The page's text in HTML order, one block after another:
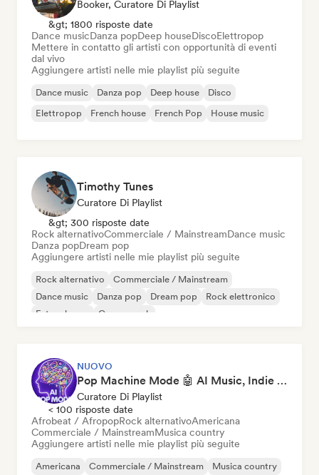
Booker, Curatore Di Playlist
&gt; 1800 risposte date
Dance musicDanza popDeep houseDiscoElettropop
Mettere in contatto gli artisti con opportunità di eventi
dal vivo
Aggiungere artisti nelle mie playlist più seguite
Dance music Danza pop Deep house
Disco
Elettropop
French house French Pop House music
Timothy Tunes
Curatore Di Playlist
&gt; 300 risposte date
Rock alternativoCommerciale / MainstreamDance music
Danza popDream pop
Aggiungere artisti nelle mie playlist più seguite
Rock alternativo
Commerciale / Mainstream
Dance music
Danza pop Dream pop
Rock elettronico
Future house
Garage rock
NUOVO
Pop Machine Mode 🤖 AI Music, Indie Pop & Dream Pop
Curatore Di Playlist
< 100 risposte date
Afrobeat / AfropopRock alternativoAmericana
Commerciale / MainstreamMusica country
Aggiungere artisti nelle mie playlist più seguite
Americana Commerciale / Mainstream Musica country